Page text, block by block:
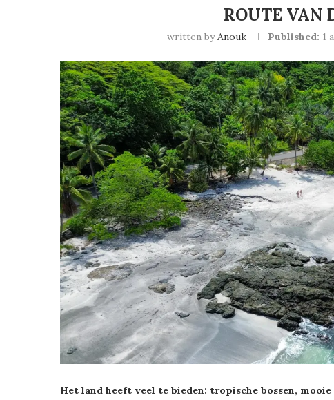
ROUTE VAN
written byAnouk Published: 1
Het land heeft veel te bieden: tropische bossen,